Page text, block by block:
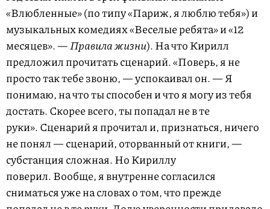
«Влюбленные» (по типу «Париж, я люблю тебя») и
музыкальных комедиях «Веселые ребята» и «12
месяцев». —Правила жизни). На что Кирилл
предложил прочитать сценарий. «Поверь, я не
просто так тебе звоню, — успокаивал он. — Я
понимаю, на что ты способен и что я могу из тебя
достать. Скорее всего, ты попадал не в те
руки». Сценарий я прочитал и, признаться, ничего
не понял — сценарий, оторванный от книги, —
субстанция сложная. Но Кириллу
поверил. Вообще, я внутренне согласился
сниматься уже на словах о том, что прежде